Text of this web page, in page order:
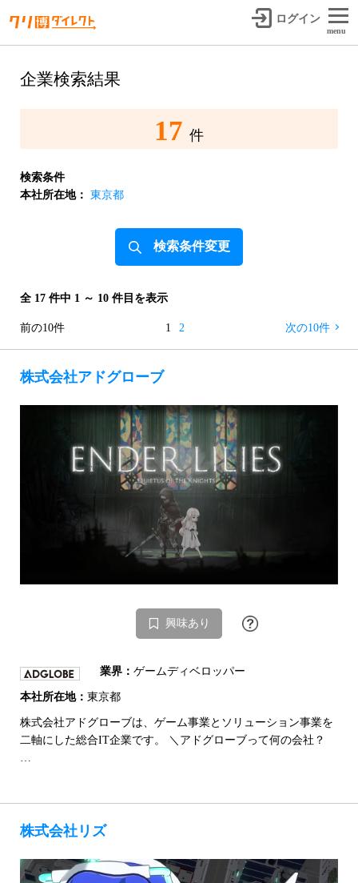
ログイン
menu
企業検索結果
17 件
検索条件
本社所在地： 東京都
検索条件変更
全 17 件中 1 ～ 10 件目を表示
前の10件 1 2 次の10件
株式会社アドグローブ
興味あり
業界： ゲームディベロッパー
本社所在地： 東京都
株式会社アドグローブは、ゲーム事業とソリューション事業を
二軸にした総合IT企業です。 ＼アドグローブって何の会社？
株式会社リズ